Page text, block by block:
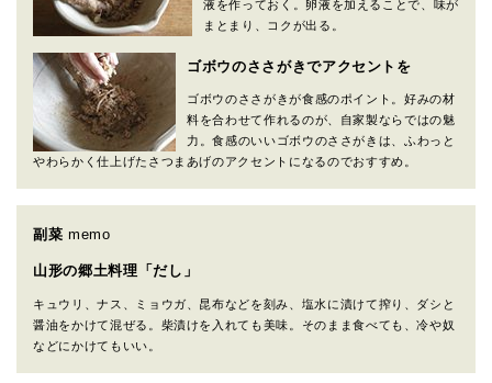
液を作っておく。卵液を加えることで、味が
まとまり、コクが出る。
ゴボウのささがきでアクセントを
ゴボウのささがきが食感のポイント。好みの材
料を合わせて作れるのが、自家製ならではの魅
力。食感のいいゴボウのささがきは、ふわっと
やわらかく仕上げたさつまあげのアクセントになるのでおすすめ。
副菜 memo
山形の郷土料理「だし」
キュウリ、ナス、ミョウガ、昆布などを刻み、塩水に漬けて搾り、ダシと
醤油をかけて混ぜる。柴漬けを入れても美味。そのまま食べても、冷や奴
などにかけてもいい。